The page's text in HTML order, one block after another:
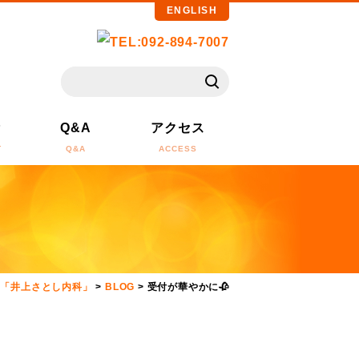
ENGLISH
Q&A
Q&A
アクセス
ACCESS
井上さとし内科」 > BLOG > 受付が華やかに🥀